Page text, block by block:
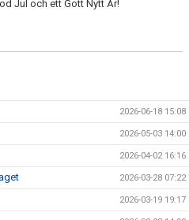
Jul och ett Gott Nytt År!
2026-06-18 15:08
2026-05-03 14:00
2026-04-02 16:16
2026-03-28 07:22
2026-03-19 19:17